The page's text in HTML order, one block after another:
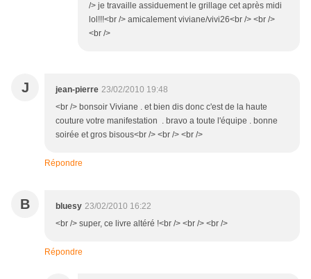
/> je travaille assiduement le grillage cet après midi
lol!!!<br /> amicalement viviane/vivi26<br /> <br />
<br />
J jean-pierre 23/02/2010 19:48
<br /> bonsoir Viviane . et bien dis donc c'est de la haute
couture votre manifestation . bravo a toute l'équipe . bonne
soirée et gros bisous<br /> <br /> <br />
Répondre
B bluesy 23/02/2010 16:22
<br /> super, ce livre altéré !<br /> <br /> <br />
Répondre